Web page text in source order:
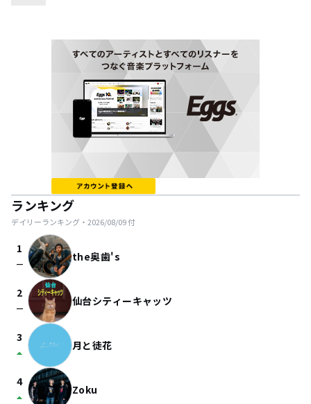
ランキング
デイリーランキング・ 2026/08/09付
1
check_indeterminate_small the奥歯's
2
check_indeterminate_small 仙台シティーキャッツ
3
arrow_drop_up 月と徒花
4
arrow_drop_up Zoku